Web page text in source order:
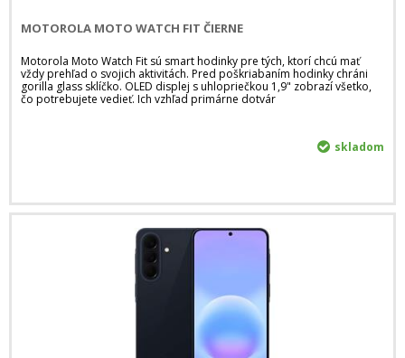
MOTOROLA MOTO WATCH FIT ČIERNE
Motorola Moto Watch Fit sú smart hodinky pre tých, ktorí chcú mať
vždy prehľad o svojich aktivitách. Pred poškriabaním hodinky chráni
gorilla glass sklíčko. OLED displej s uhlopriečkou 1,9" zobrazí všetko,
čo potrebujete vedieť. Ich vzhľad primárne dotvár
skladom